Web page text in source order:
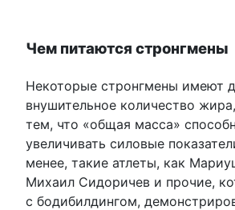
Чем питаются стронгмены
Некоторые стронгмены имеют
внушительное количество
тем, что «общая масса»
увеличивать силовые
менее, такие атлеты, как
Михаил Сидоричев и прочие,
с бодибилдингом,